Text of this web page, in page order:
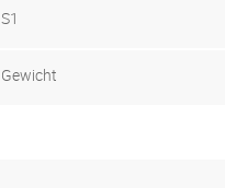
S1
Gewicht